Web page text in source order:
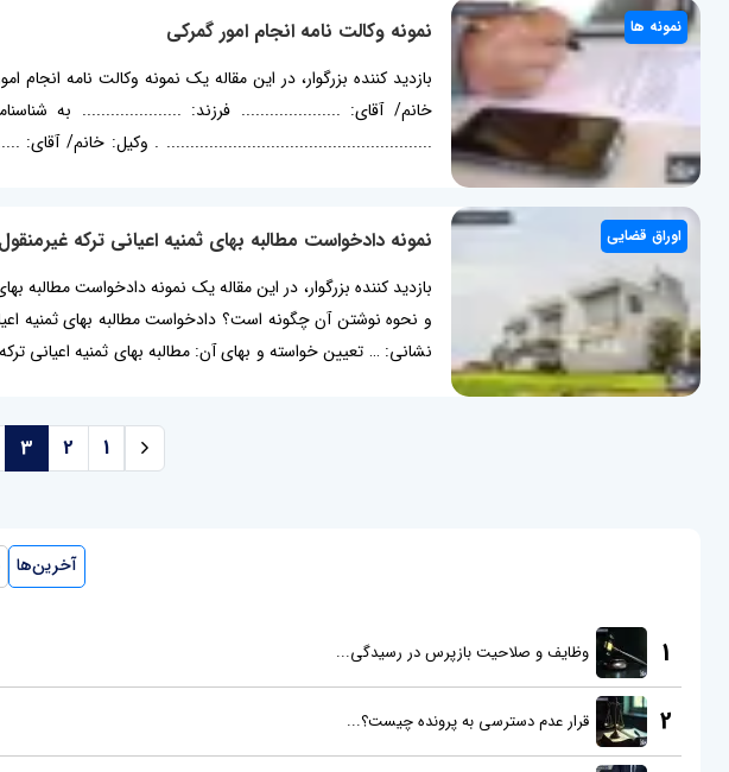
نمونه ها نمونه وکالت نامه انجام امور گمرکی
بازدید کننده بزرگوار، در این مقاله یک نمونه وکالت نامه
خانم/ آقای: ..................... فرزند: ..................... به
........................................................ . وکیل: خانم/ آقای:
اوراق قضایی نمونه دادخواست مطالبه بهای ثمنیه اعیانی ترکه غیرمنقول
بازدید کننده بزرگوار، در این مقاله یک نمونه دادخواست
و نحوه نوشتن آن چگونه است؟ دادخواست مطالبه بهای ثمنیه
نشانی: … تعیین خواسته و بهای آن: مطالبه بهای ثمنیه اعیانی
1
2
3
آخرین‌ها
1 وظایف و صلاحیت بازپرس در رسیدگی...
2 قرار عدم دسترسی به پرونده چیست؟...